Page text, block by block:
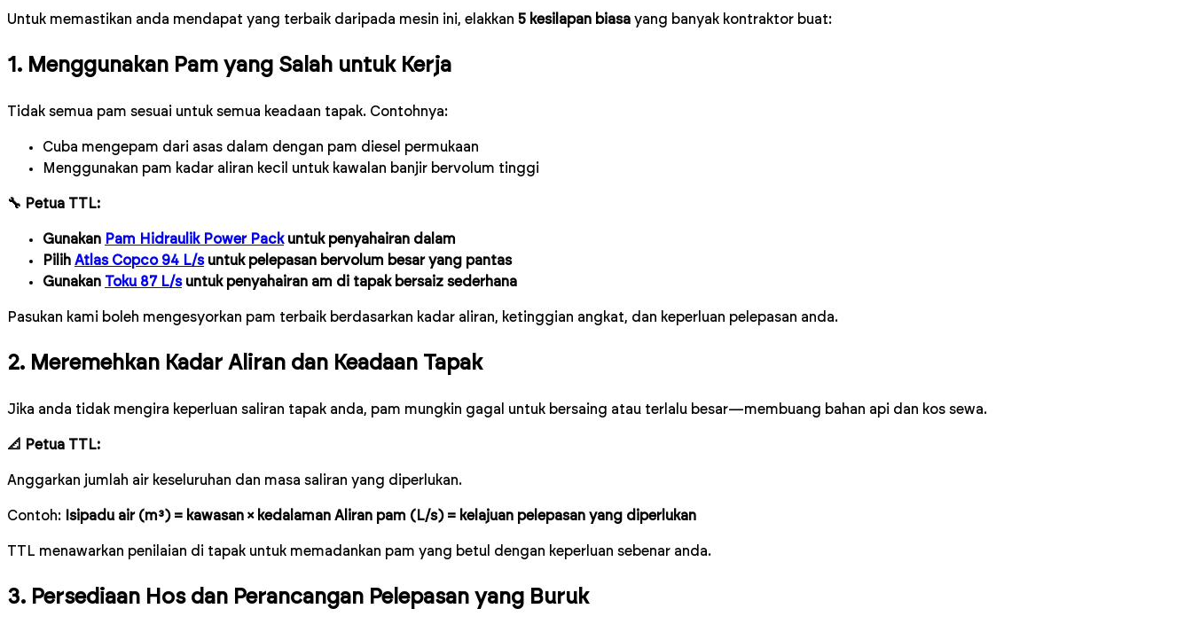
Untuk memastikan anda mendapat yang terbaik daripada mesin ini, elakkan 5 kesilapan biasa yang banyak kontraktor buat:
1. Menggunakan Pam yang Salah untuk Kerja
Tidak semua pam sesuai untuk semua keadaan tapak. Contohnya:
Cuba mengepam dari asas dalam dengan pam diesel permukaan
Menggunakan pam kadar aliran kecil untuk kawalan banjir bervolum tinggi
🔧 Petua TTL:
Gunakan Pam Hidraulik Power Packuntuk penyahairan dalam
Pilih Atlas Copco 94 L/suntuk pelepasan bervolum besar yang pantas
Gunakan Toku 87 L/suntuk penyahairan am di tapak bersaiz sederhana
Pasukan kami boleh mengesyorkan pam terbaik berdasarkan kadar aliran, ketinggian angkat, dan keperluan pelepasan anda.
2. Meremehkan Kadar Aliran dan Keadaan Tapak
Jika anda tidak mengira keperluan saliran tapak anda, pam mungkin gagal untuk bersaing atau terlalu besar—membuang bahan api dan kos sewa.
📐 Petua TTL:
Anggarkan jumlah air keseluruhan dan masa saliran yang diperlukan.
Contoh: Isipadu air (m³) = kawasan × kedalaman Aliran pam (L/s) = kelajuan pelepasan yang diperlukan
TTL menawarkan penilaian di tapak untuk memadankan pam yang betul dengan keperluan sebenar anda.
3. Persediaan Hos dan Perancangan Pelepasan yang Buruk